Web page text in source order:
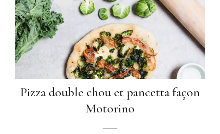
Pizza double chou et pancetta façon
Motorino